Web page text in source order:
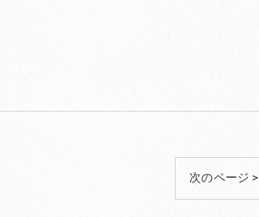
次のページ >